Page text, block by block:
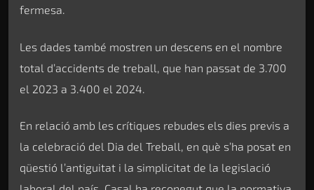
fermesa.
Les dades també mostren un descens en el nombre
total d’accidents de treball, que han passat de 3.700
el 2023 a 3.400 el 2024.
En relació amb les crítiques rebudes els dies previs a
la celebració del Dia del Treball, en què s’ha posat en
qüestió l’antiguitat i la simplicitat de la legislació